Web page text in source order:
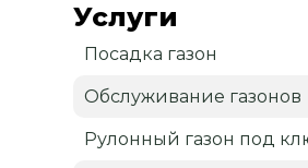
Услуги
Посадка газон
Обслуживание газонов
Рулонный газон под